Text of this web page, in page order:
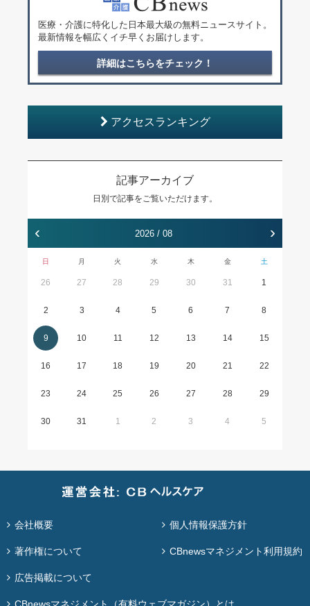
医療・介護に特化した日本最大級の無料ニュースサイト。
最新情報を幅広くイチ早くお届けします。
詳細はこちらをチェック！
アクセスランキング
記事アーカイブ
日別で記事をご覧いただけます。
‹ 2026 / 08 ›
日 月 火 水 木 金 土
26 27 28 29 30 31 1
2 3 4 5 6 7 8
9 10 11 12 13 14 15
16 17 18 19 20 21 22
23 24 25 26 27 28 29
30 31 1 2 3 4 5
会社概要 個人情報保護方針
著作権について CBnewsマネジメント利用規約
広告掲載について